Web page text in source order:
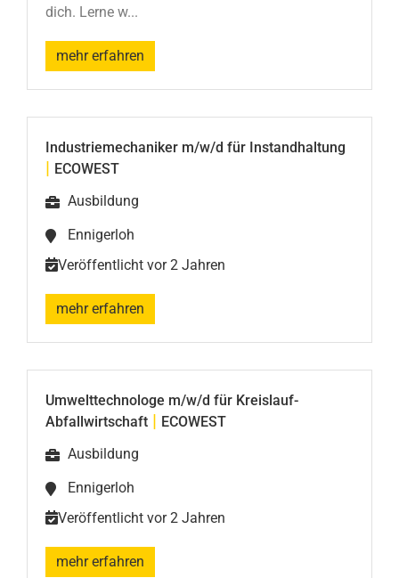
dich. Lerne w...
mehr erfahren
Industriemechaniker m/w/d für Instandhaltung
| ECOWEST
Ausbildung
Ennigerloh
Veröffentlicht vor 2 Jahren
mehr erfahren
Umwelttechnologe m/w/d für Kreislauf-
Abfallwirtschaft | ECOWEST
Ausbildung
Ennigerloh
Veröffentlicht vor 2 Jahren
mehr erfahren